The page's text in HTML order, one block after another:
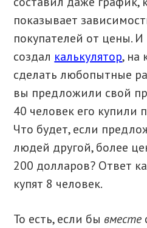
показывает
покупателей от цены. И
создал калькулятор, на
сделать любопытные
вы предложили свой
40 человек его купили
Что будет, если
людей другой, более
200 долларов? Ответ
купят 8 человек.
То есть, если бы вместе